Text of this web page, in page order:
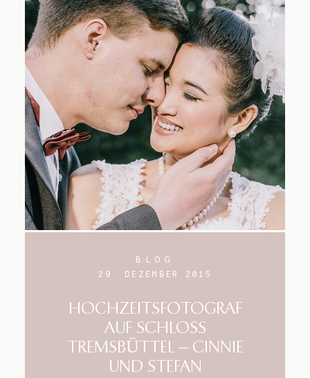
BLOG
29. DEZEMBER 2015
HOCHZEITSFOTOGRAF
AUF SCHLOSS
TREMSBÜTTEL – CINNIE
UND STEFAN